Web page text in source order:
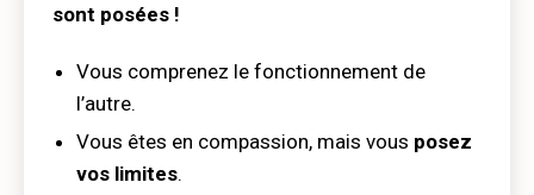
sont posées !
Vous comprenez le fonctionnement de
l’autre.
Vous êtes en compassion, mais vous posez
vos limites.